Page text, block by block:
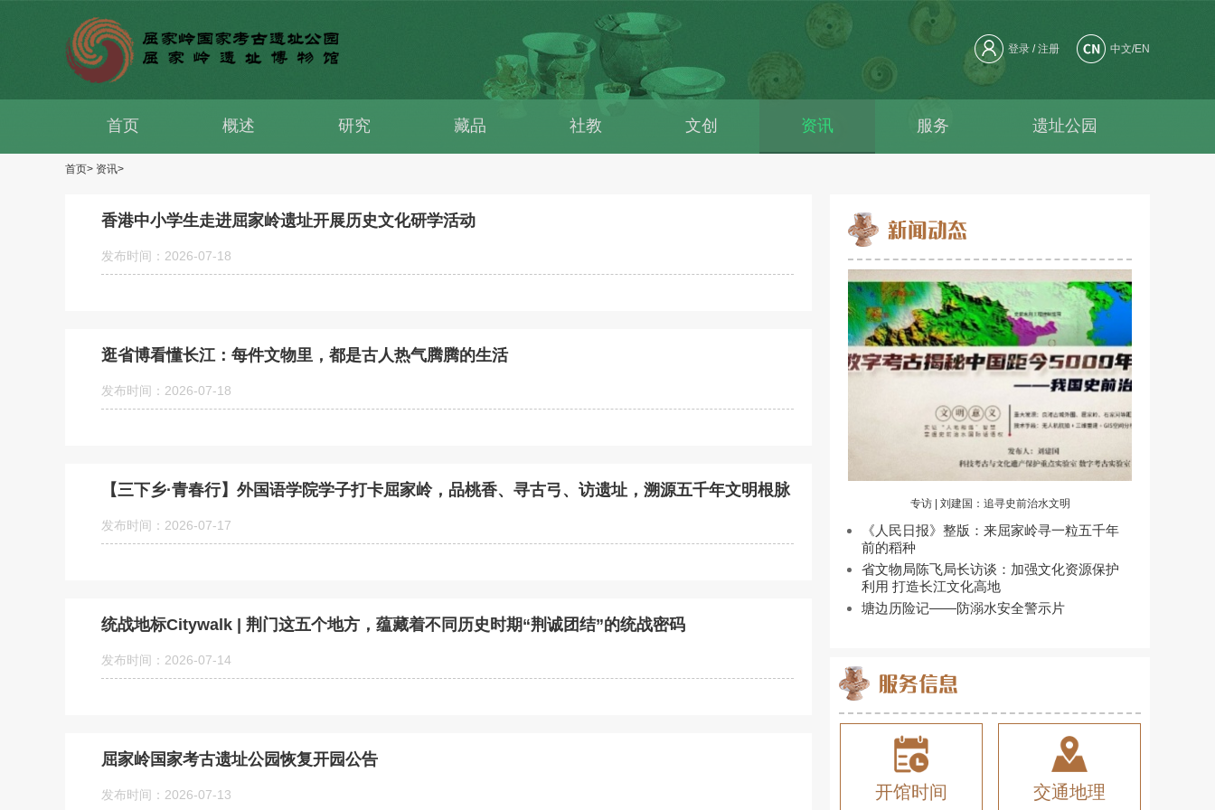
登录 /注册 中文/EN
首页 概述 研究 藏品 社教 文创 资讯 服务 遗址公园
首页> 资讯>
香港中小学生走进屈家岭遗址开展历史文化研学活动
发布时间：2026-07-18
逛省博看懂长江：每件文物里，都是古人热气腾腾的生活
发布时间：2026-07-18
【三下乡·青春行】外国语学院学子打卡屈家岭，品桃香、寻古弓、访遗址，溯源五千年文明根脉
发布时间：2026-07-17
统战地标Citywalk | 荆门这五个地方，蕴藏着不同历史时期“荆诚团结”的统战密码
发布时间：2026-07-14
屈家岭国家考古遗址公园恢复开园公告
发布时间：2026-07-13
专访 | 刘建国：追寻史前治水文明
《人民日报》整版：来屈家岭寻一粒五千年
前的稻种
省文物局陈飞局长访谈：加强文化资源保护
利用 打造长江文化高地
塘边历险记——防溺水安全警示片
开馆时间 交通地理